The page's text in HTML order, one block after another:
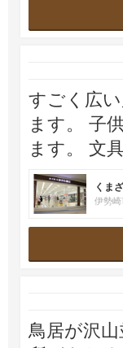
すごく広
ます。 子
ます。 文
くま
伊勢崎
鳥居が沢